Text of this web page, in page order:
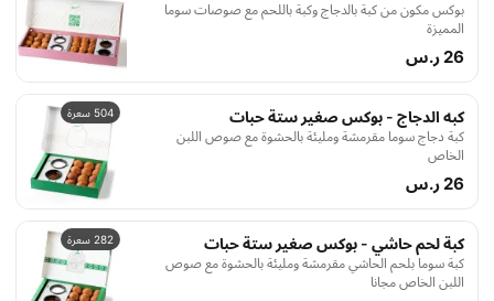
بوكس مكون من كبة بالدجاج وكبة باللحم مع صوصات سوما
المميزة
26 ر.س
504 سعرة كبه الدجاج - بوكس صغير ستة حبات
كبة دجاج سوما مقرمشة ومليئة بالحشوة مع صوص اللبن
الخاص
26 ر.س
282 سعرة كبة لحم حاشي - بوكس صغير ستة حبات
كبة سوما بلحم الحاشي مقرمشة ومليئة بالحشوة مع صوص
اللبن الخاص مجانا